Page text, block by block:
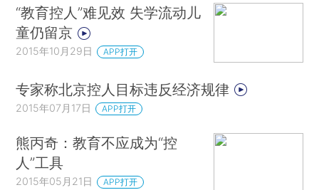
“教育控人”难见效 失学流动儿
童仍留京
2015年10月29日 APP打开
专家称北京控人目标违反经济规律
2015年07月17日 APP打开
熊丙奇：教育不应成为“控
人”工具
2015年05月21日 APP打开